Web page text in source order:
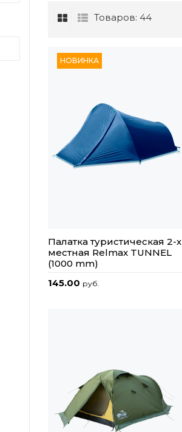
Товаров: 44
НОВИНКА
Палатка туристическая 2-х
местная Relmax TUNNEL
(1000 mm)
145.00 руб.